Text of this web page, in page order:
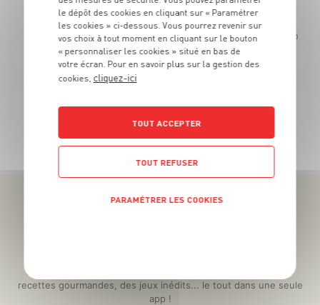
15 €
La pièce d'environ 1kg
Le
TOUTES NOS PROMOTIONS
Téléchargez l’App pour profiter d’offres exclusives !
Des promos exclusives, des récompenses généreuses, des
recettes gourmandes, des jeux inédits... le tout dans une seule
app !
le dépôt des cookies en cliquant sur « Paramétrer
les cookies » ci-dessous. Vous pourrez revenir sur
vos choix à tout moment en cliquant sur le bouton
« personnaliser les cookies » situé en bas de
votre écran. Pour en savoir plus sur la gestion des
cookies, cliquez-ici
TOUT ACCEPTER
TOUT REFUSER
PARAMÉTRER LES COOKIES